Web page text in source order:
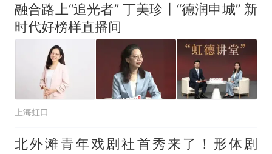
融合路上“追光者” 丁美珍丨“德润申城” 新
时代好榜样直播间
上海虹口
北外滩青年戏剧社首秀来了！形体剧